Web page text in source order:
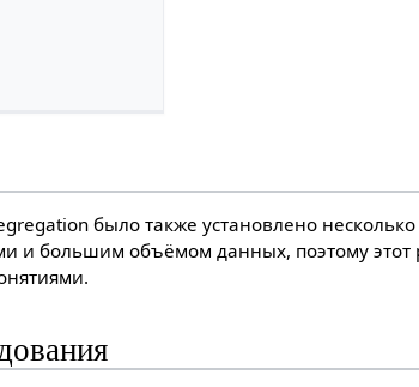
было также установлено
и большим объёмом данных, поэтому этот